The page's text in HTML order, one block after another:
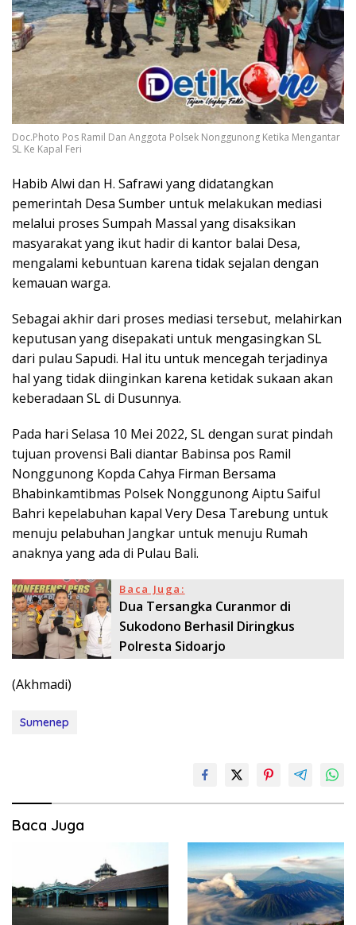
Doc.Photo Pos Ramil Dan Anggota Polsek Nonggunong Ketika Mengantar
SL Ke Kapal Feri
Habib Alwi dan H. Safrawi yang didatangkan
pemerintah Desa Sumber untuk melakukan mediasi
melalui proses Sumpah Massal yang disaksikan
masyarakat yang ikut hadir di kantor balai Desa,
mengalami kebuntuan karena tidak sejalan dengan
kemauan warga.
Sebagai akhir dari proses mediasi tersebut, melahirkan
keputusan yang disepakati untuk mengasingkan SL
dari pulau Sapudi. Hal itu untuk mencegah terjadinya
hal yang tidak diinginkan karena ketidak sukaan akan
keberadaan SL di Dusunnya.
Pada hari Selasa 10 Mei 2022, SL dengan surat pindah
tujuan provensi Bali diantar Babinsa pos Ramil
Nonggunong Kopda Cahya Firman Bersama
Bhabinkamtibmas Polsek Nonggunong Aiptu Saiful
Bahri kepelabuhan kapal Very Desa Tarebung untuk
menuju pelabuhan Jangkar untuk menuju Rumah
anaknya yang ada di Pulau Bali.
Baca Juga:
Dua Tersangka Curanmor di
Sukodono Berhasil Diringkus
Polresta Sidoarjo
(Akhmadi)
Sumenep
Baca Juga